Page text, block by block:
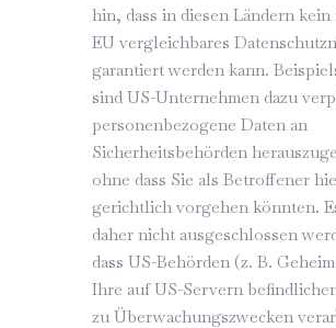
hin, dass in diesen Ländern kein
EU vergleichbares
garantiert werden kann.
sind US-Unternehmen dazu
personenbezogene Daten an
Sicherheitsbehörden
ohne dass Sie als Betroffener
gerichtlich vorgehen könnten.
daher nicht ausgeschlossen
dass US-Behörden (z. B.
Ihre auf US-Servern
zu Überwachungszwecken